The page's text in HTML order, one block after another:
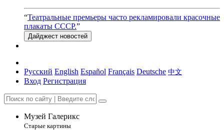
“Театральные премьеры часто рекламировали красочные
плакаты СССР.”
Дайджест новостей
Русский English Español Français Deutsche 中文
Вход Регистрация
Музей Галерикс
Старые картины